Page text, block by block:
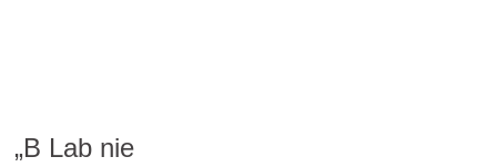
„B Lab nie